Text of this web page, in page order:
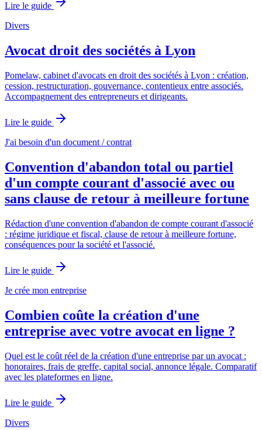
Lire le guide
Divers
Avocat droit des sociétés à Lyon
Pomelaw, cabinet d'avocats en droit des sociétés à Lyon : création,
cession, restructuration, gouvernance, contentieux entre associés.
Accompagnement des entrepreneurs et dirigeants.
Lire le guide
J'ai besoin d'un document / contrat
Convention d'abandon total ou partiel
d'un compte courant d'associé avec ou
sans clause de retour à meilleure fortune
Rédaction d'une convention d'abandon de compte courant d'associé
: régime juridique et fiscal, clause de retour à meilleure fortune,
conséquences pour la société et l'associé.
Lire le guide
Je crée mon entreprise
Combien coûte la création d'une
entreprise avec votre avocat en ligne ?
Quel est le coût réel de la création d'une entreprise par un avocat :
honoraires, frais de greffe, capital social, annonce légale. Comparatif
avec les plateformes en ligne.
Lire le guide
Divers